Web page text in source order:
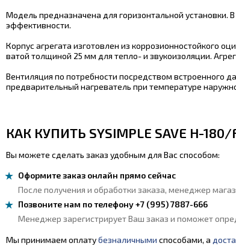
Модель предназначена для горизонтальной установки.
эффективности.
Корпус агрегата изготовлен из коррозионностойкого
ватой толщиной 25 мм для тепло- и звукоизоляции.
Вентиляция по потребности посредством встроенного
предварительный нагреватель при температуре
КАК КУПИТЬ SYSIMPLE SAVE H-180/
Вы можете сделать заказ удобным для Вас способом:
Оформите заказ онлайн прямо сейчас
После получения и обработки заказа, менеджер
Позвоните нам по телефону +7 (995) 7887-666
Менеджер зарегистрирует Ваш заказ и поможет
Мы принимаем оплатубезналичными способами, а